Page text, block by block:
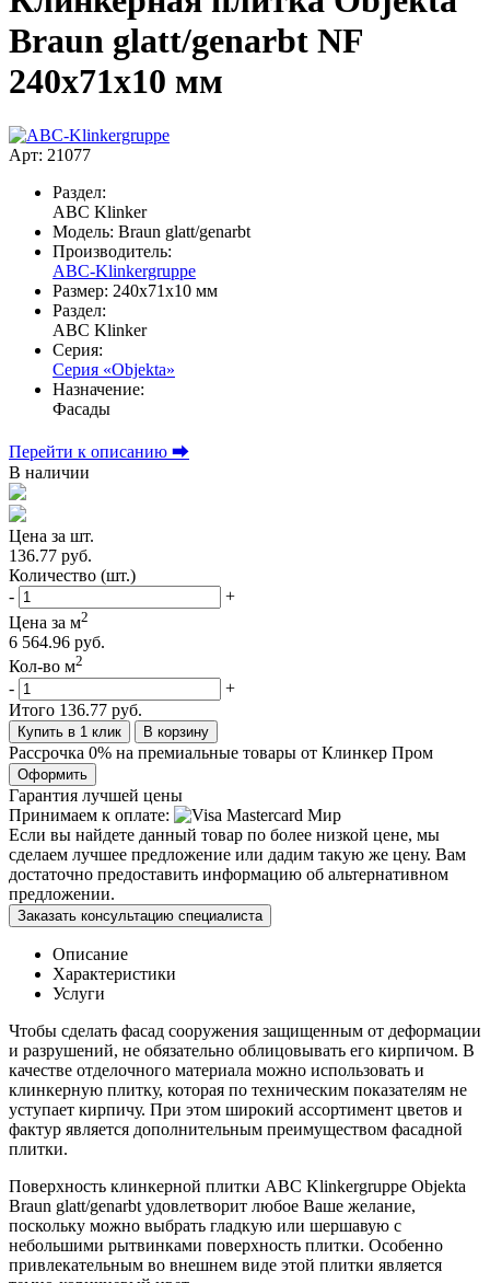
Braun glatt/genarbt NF
240x71x10 мм
Арт: 21077
Раздел:
ABC Klinker
Модель: Braun glatt/genarbt
Производитель:
ABC-Klinkergruppe
Размер: 240x71x10 мм
Раздел:
ABC Klinker
Серия:
Серия «Objekta»
Назначение:
Фасады
Перейти к описанию ⮕
В наличии
Цена за шт.
136.77 руб.
Количество (шт.)
-
+
Цена за м2
6 564.96 руб.
Кол-во м2
-
+
Итого 136.77 руб.
Купить в 1 клик В корзину
Рассрочка 0% на премиальные товары от Клинкер Пром
Оформить
Гарантия лучшей цены
Принимаем к оплате:
Если вы найдете данный товар по более низкой цене, мы
сделаем лучшее предложение или дадим такую же цену. Вам
достаточно предоставить информацию об альтернативном
предложении.
Заказать консультацию специалиста
Описание
Характеристики
Услуги
Чтобы сделать фасад сооружения защищенным от деформации
и разрушений, не обязательно облицовывать его кирпичом. В
качестве отделочного материала можно использовать и
клинкерную плитку, которая по техническим показателям не
уступает кирпичу. При этом широкий ассортимент цветов и
фактур является дополнительным преимуществом фасадной
плитки.
Поверхность клинкерной плитки ABC Klinkergruppe Objekta
Braun glatt/genarbt удовлетворит любое Ваше желание,
поскольку можно выбрать гладкую или шершавую с
небольшими рытвинками поверхность плитки. Особенно
привлекательным во внешнем виде этой плитки является